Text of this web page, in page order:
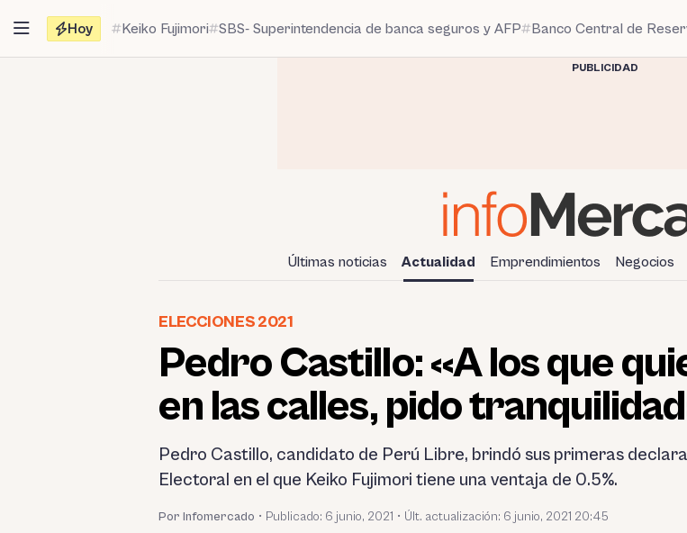
contenido
Hoy Keiko Fujimori SBS- Superintendencia de banca seguros y AFP Banco Central de
PUBLICIDAD
Últimas noticias Actualidad Emprendimientos Negocios
ELECCIONES 2021
Pedro Castillo: «A los que
en las calles, pido
Pedro Castillo, candidato de Perú Libre, brindó sus primeras
Electoral en el que Keiko Fujimori tiene una ventaja de 0.5%.
Por Infomercado • Publicado: 6 junio, 2021 • Últ. actualización: 6 junio, 2021 20:45